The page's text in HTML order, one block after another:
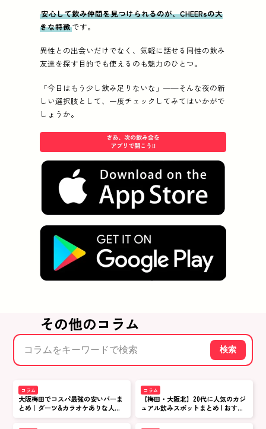
安心して飲み仲間を見つけられるのが、CHEERsの大
きな特徴です。
異性との出会いだけでなく、気軽に話せる同性の飲み
友達を探す目的でも使えるのも魅力のひとつ。
「今日はもう少し飲み足りないな」——そんな夜の新
しい選択肢として、一度チェックしてみてはいかがで
しょうか。
その他のコラム
検索
コラム
大阪梅田でコスパ最強の安いバーま
とめ｜ダーツ&カラオケありな人気
店
コラム
【梅田・大阪北】20代に人気のカジ
ュアル飲みスポットまとめ | おすす
め居酒屋&バー特集